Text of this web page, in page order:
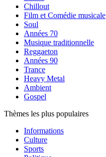
Chillout
Film et Comédie musicale
Soul
Années 70
Musique traditionnelle
Reggaeton
Années 90
Trance
Heavy Metal
Ambient
Gospel
Thèmes les plus populaires
Informations
Culture
Sports